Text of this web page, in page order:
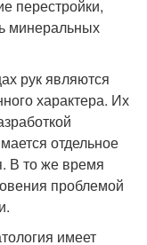
перестройки,
минеральных
рук являются
характера. Их
отдельное
В то же время
проблемой
имеет